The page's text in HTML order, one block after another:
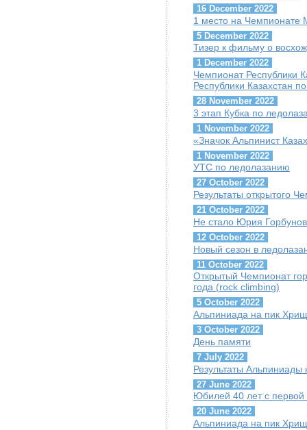
16 December 2022
1 место на
5 December 2022
Тизер к фильму о
1 December 2022
Чемпионат Республики
Республики Казахстан
28 November 2022
3 этап Кубка по
1 November 2022
«Значок Альпинист
1 November 2022
УТС по ледолазанию
27 October 2022
Результаты открытого
21 October 2022
Не стало Юрия
12 October 2022
Новый сезон в
11 October 2022
Открытый Чемпионат
года (rock climbing)
5 October 2022
Альпиниада на пик
3 October 2022
День памяти
7 July 2022
Результаты
27 June 2022
Юбилей 40 лет с первой
20 June 2022
Альпиниада на пик